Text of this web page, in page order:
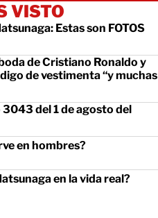
VISTO
Estas son FOTOS
de Cristiano Ronaldo y
de vestimenta “y muchas
3043 del 1 de agosto del
en hombres?
en la vida real?